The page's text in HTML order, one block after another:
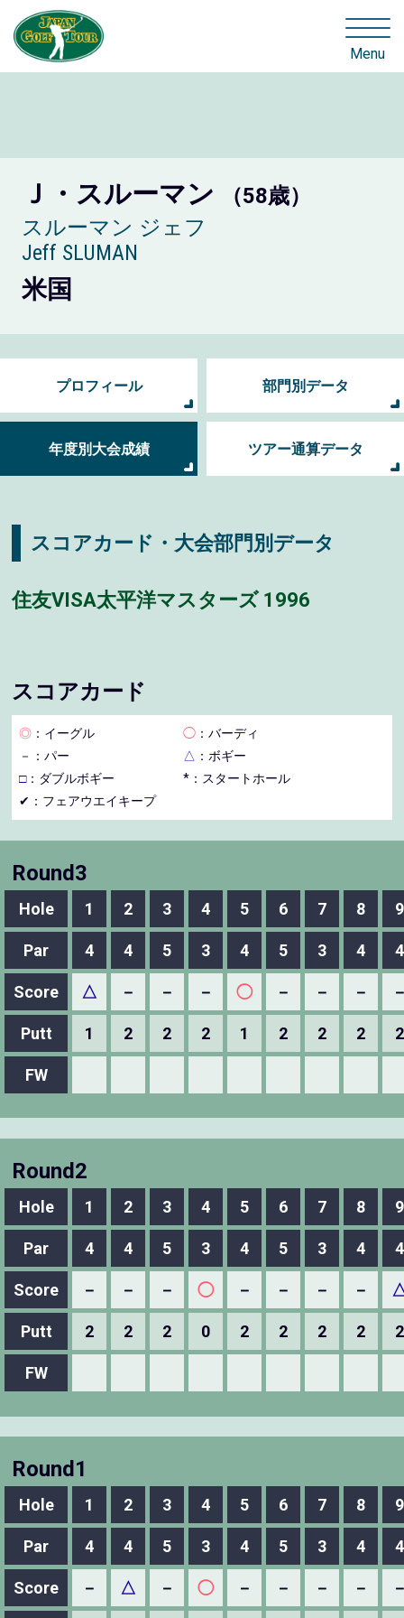
Menu
Ｊ・スルーマン
（58歳）
スルーマン ジェフ
Jeff SLUMAN
米国
プロフィール 部門別データ
年度別大会成績 ツアー通算データ
スコアカード・大会部門別データ
住友VISA太平洋マスターズ 1996
スコアカード
◎ ：イーグル ◯ ：バーディ
－
：パー △ ：ボギー
□：ダブルボギー
*：スタートホール
✔：フェアウエイキープ
Round3
Hole 1 2 3 4 5 6 7 8 9
Par 4 4 5 3 4 5 3 4 4
Score △ － － － ◯ － － －
Putt 1 2 2 2 1 2 2 2 2
FW
Round2
Hole 1 2 3 4 5 6 7 8 9
Par 4 4 5 3 4 5 3 4 4
Score － － － ◯ － － － －
Putt 2 2 2 0 2 2 2 2 2
FW
Round1
Hole 1 2 3 4 5 6 7 8 9
Par 4 4 5 3 4 5 3 4 4
Score － △ － ◯ － － － －